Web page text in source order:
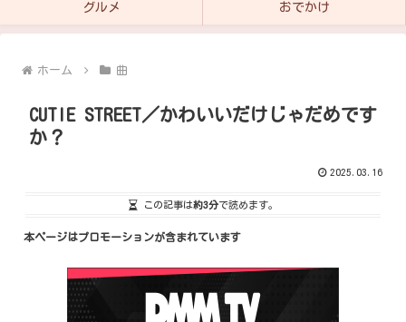
グルメ おでかけ
ホーム 曲
CUTIE STREET／かわいいだけじゃだめです
か？
2025.03.16
この記事は約3分で読めます。
本ページはプロモーションが含まれています